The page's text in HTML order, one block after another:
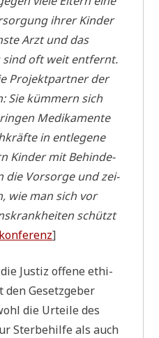
ihrer Kin­der
Arzt und das
sind oft weit ent­fernt.
Pro­jekt­part­ner der
Sie küm­mern sich
Medi­ka­men­te
in ent­le­ge­ne
Kin­der mit Behin­de­
die Vor­sor­ge und zei­
wie man sich vor
schützt
]
Justiz offe­ne ethi­
den Gesetz­ge­ber
die Urtei­le des
Ster­be­hil­fe als auch